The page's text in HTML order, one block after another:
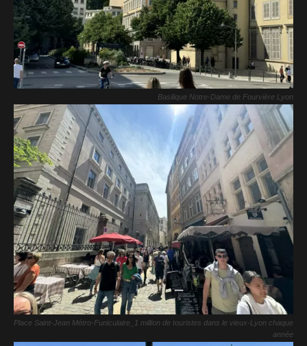
Basilique Notre-Dame de Fourvière Lyon
Place Saint-Jean Métro-Funiculaire_1 million de touristes dans le vieux-Lyon chaque
année